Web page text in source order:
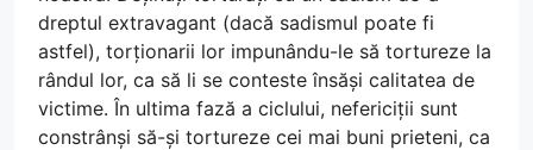
dreptul extravagant (dacă sadismul poate fi
astfel), torționarii lor impunându-le să tortureze la
rândul lor, ca să li se conteste însăși calitatea de
victime. În ultima fază a ciclului, nefericiții sunt
constrânși să-și tortureze cei mai buni prieteni, ca